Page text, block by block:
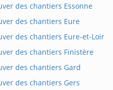
des chantiers Essonne
des chantiers Eure
des chantiers Eure-et-Loir
des chantiers Finistère
des chantiers Gard
des chantiers Gers